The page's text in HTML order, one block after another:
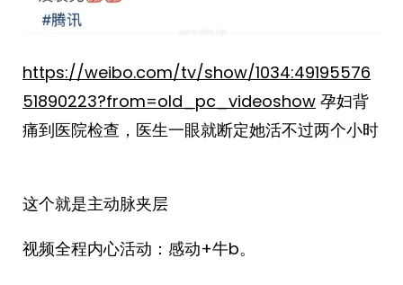
https://weibo.com/tv/show/1034:49195576
51890223?from=old_pc_videoshow 孕妇背
痛到医院检查，医生一眼就断定她活不过两个小时
这个就是主动脉夹层
视频全程内心活动：感动+牛b。